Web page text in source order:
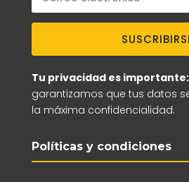
Tu privacidad es importante:
garantizamos que tus datos
la máxima confidencialidad.
Políticas y condiciones